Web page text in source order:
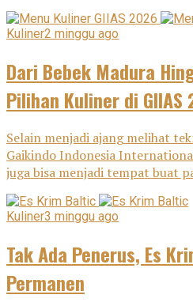
Kuliner2 minggu ago
Dari Bebek Madura
Pilihan Kuliner di GIIAS
Selain menjadi ajang melihat
Gaikindo Indonesia
juga bisa menjadi tempat buat
Kuliner3 minggu ago
Tak Ada Penerus, Es
Permanen